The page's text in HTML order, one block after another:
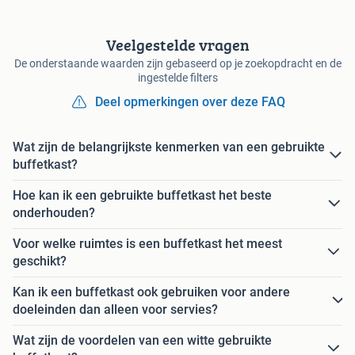
Veelgestelde vragen
De onderstaande waarden zijn gebaseerd op je zoekopdracht en de
ingestelde filters
Deel opmerkingen over deze FAQ
Wat zijn de belangrijkste kenmerken van een gebruikte
buffetkast?
Hoe kan ik een gebruikte buffetkast het beste
onderhouden?
Voor welke ruimtes is een buffetkast het meest
geschikt?
Kan ik een buffetkast ook gebruiken voor andere
doeleinden dan alleen voor servies?
Wat zijn de voordelen van een witte gebruikte